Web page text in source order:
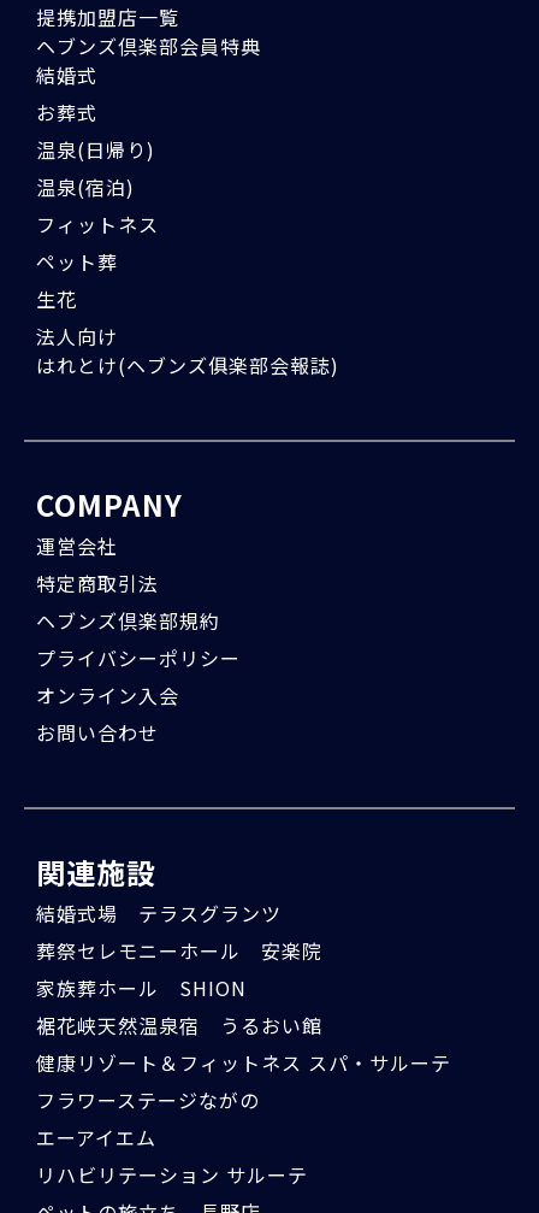
提携加盟店一覧
ヘブンズ倶楽部会員特典
結婚式
お葬式
温泉(日帰り)
温泉(宿泊)
フィットネス
ペット葬
生花
法人向け
はれとけ(ヘブンズ俱楽部会報誌)
COMPANY
運営会社
特定商取引法
ヘブンズ倶楽部規約
プライバシーポリシー
オンライン入会
お問い合わせ
関連施設
結婚式場 テラスグランツ
葬祭セレモニーホール 安楽院
家族葬ホール SHION
裾花峡天然温泉宿 うるおい館
健康リゾート＆フィットネス スパ・サルーテ
フラワーステージながの
エーアイエム
リハビリテーション サルーテ